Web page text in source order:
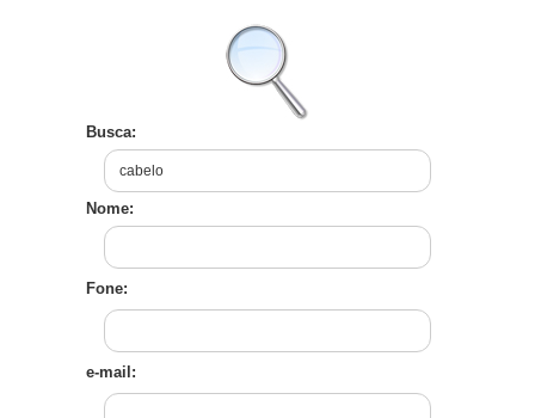
Busca:
Nome:
Fone:
e-mail: